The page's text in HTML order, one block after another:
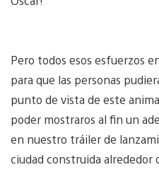
Pero todos esos esfuerzos
para que las personas
punto de vista de este
poder mostraros al fin un
en nuestro tráiler de
ciudad construida alrededor